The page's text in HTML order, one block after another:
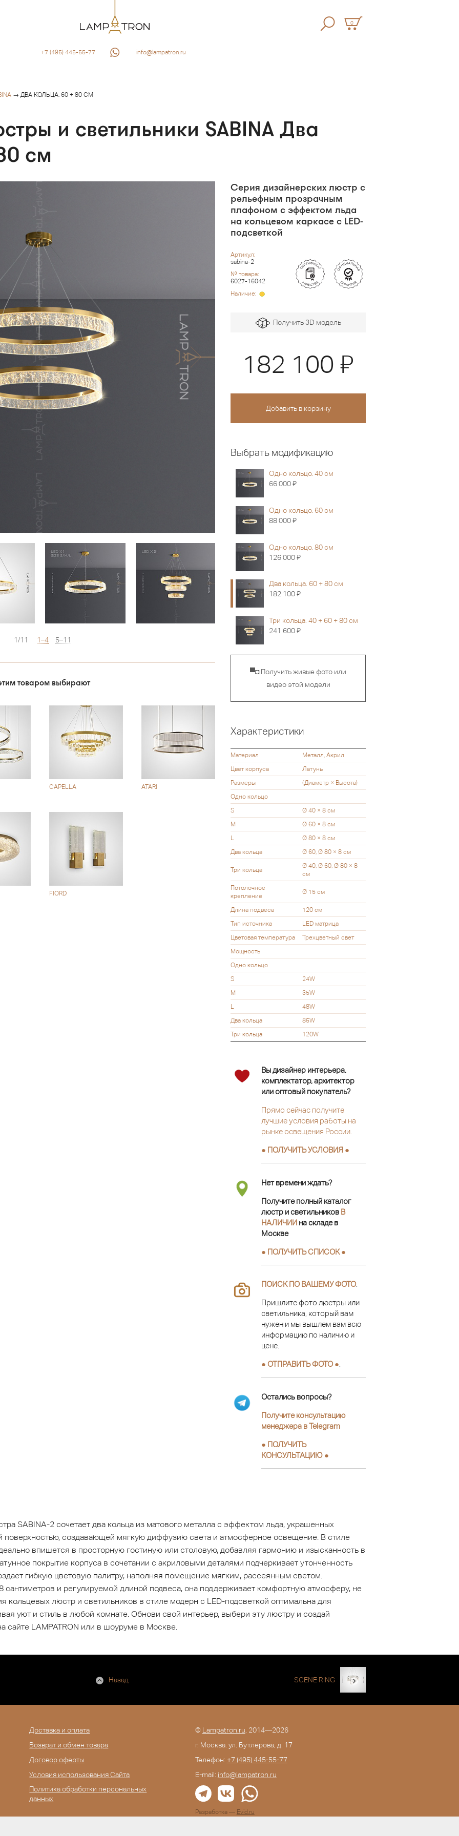
0
+7 (495) 445-55-77 info@lampatron.ru
→ ДВА КОЛЬЦА. 60 + 80 СМ
и светильники SABINA Два
см
1/11 1–4 5–11
товаром выбирают
CAPELLA ATARI
FIORD
Серия дизайнерских люстр с
рельефным прозрачным
плафоном с эффектом льда
на кольцевом каркасе с LED-
подсветкой
Артикул:
sabina-2
№ товара:
6027-16042
Наличие:
Получить 3D модель
182 100 Я
Выбрать модификацию
Одно кольцо. 40 см
66 000Я
Одно кольцо. 60 см
88 000Я
Одно кольцо. 80 см
126 000Я
Два кольца. 60 + 80 см
182 100Я
Три кольца. 40 + 60 + 80 см
241 600Я
▀◘ Получить живые фото или
видео этой модели
Характеристики
Материал
Металл, Акрил
Цвет корпуса
Латунь
Размеры
(Диаметр × Высота)
Одно кольцо
S
Ø 40 × 8 см
M
Ø 60 × 8 см
L
Ø 80 × 8 см
Два кольца
Ø 60, Ø 80 × 8 см
Три кольца
Ø 40, Ø 60, Ø 80 × 8
см
Потолочное
крепление
Ø 15 см
Длина подвеса
120 см
Тип источника
LED матрица
Цветовая температура
Трехцветный свет
Мощность
Одно кольцо
S
24W
M
35W
L
48W
Два кольца
85W
Три кольца
120W
Вы дизайнер интерьера,
комплектатор, архитектор
или оптовый покупатель?
Прямо сейчас получите
лучшие условия работы на
рынке освещения России.
● ПОЛУЧИТЬ УСЛОВИЯ ●
Нет времени ждать?
Получите полный каталог
люстр и светильников В
НАЛИЧИИ на складе в
Москве
● ПОЛУЧИТЬ СПИСОК ●
ПОИСК ПО ВАШЕМУ ФОТО
Пришлите фото люстры или
светильника, который вам
нужен и мы вышлем вам всю
информацию по наличию и
цене.
● ОТПРАВИТЬ ФОТО ●
Остались вопросы?
Получите консультацию
менеджера в Telegram
● ПОЛУЧИТЬ
КОНСУЛЬТАЦИЮ ●
SABINA-2 сочетает два кольца из матового металла с эффектом льда, украшенных
создавающей мягкую диффузию света и атмосферное освещение. В стиле
впишется в просторную гостиную или столовую, добавляя гармонию и изысканность в
покрытие корпуса в сочетании с акриловыми деталями подчеркивает утонченность
гибкую цветовую палитру, наполняя помещение мягким, рассеянным светом.
сантиметров и регулируемой длиной подвеса, она поддерживает комфортную атмосферу, не
кольцевых люстр и светильников в стиле модерн с LED-подсветкой оптимальна для
уют и стиль в любой комнате. Обнови свой интерьер, выбери эту люстру и создай
сайте LAMPATRON или в шоуруме в Москве.
Назад SCENE RING
Доставка и оплата
Возврат и обмен товара
Договор оферты
Условия использования Сайта
Политика обработки персональных
данных
© Lampatron.ru, 2014—2026
г. Москва. ул. Бутлерова, д. 17
Телефон: +7 (495) 445-55-77
E-mail: info@lampatron.ru
Разработка — Evid.ru